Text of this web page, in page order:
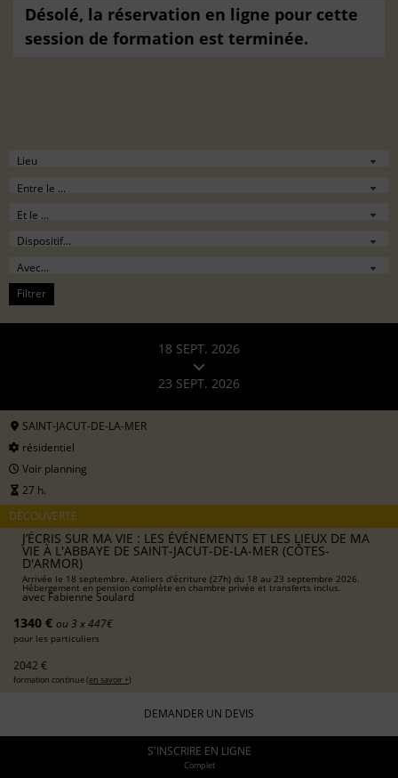
Désolé, la réservation en ligne pour cette
session de formation est terminée.
Filtrer
18 SEPT. 2026
23 SEPT. 2026
SAINT-JACUT-DE-LA-MER
résidentiel
Voir planning
27 h.
DÉCOUVERTE
J’ÉCRIS SUR MA VIE : LES ÉVÉNEMENTS ET LES LIEUX DE MA
VIE À L'ABBAYE DE SAINT-JACUT-DE-LA-MER (CÔTES-
D'ARMOR)
Arrivée le 18 septembre. Ateliers d'écriture (27h) du 18 au 23 septembre 2026.
Hébergement en pension complète en chambre privée et transferts inclus.
avec Fabienne Soulard
1340 € ou 3 x 447€
pour les particuliers
2042 €
formation continue (en savoir +)
DEMANDER UN DEVIS
S'INSCRIRE EN LIGNE
Complet